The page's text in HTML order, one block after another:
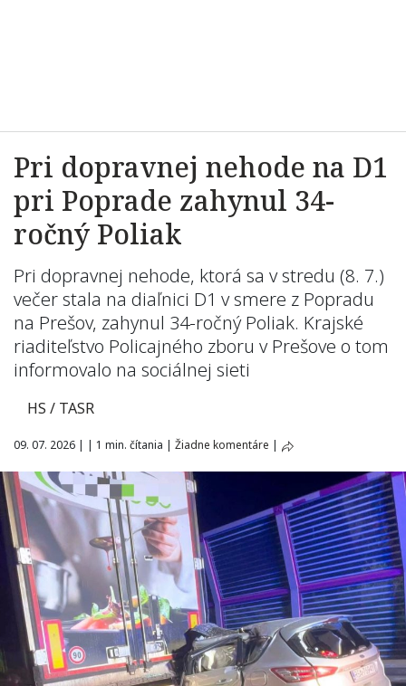
Pri dopravnej nehode na D1
pri Poprade zahynul 34-
ročný Poliak
Pri dopravnej nehode, ktorá sa v stredu (8. 7.)
večer stala na diaľnici D1 v smere z Popradu
na Prešov, zahynul 34-ročný Poliak. Krajské
riaditeľstvo Policajného zboru v Prešove o tom
informovalo na sociálnej sieti
HS / TASR
09. 07. 2026 | | 1 min. čítania | Žiadne komentáre |